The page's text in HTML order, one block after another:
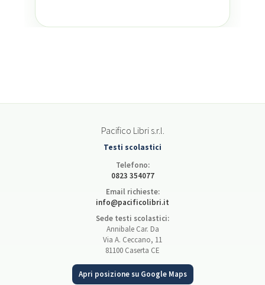
Pacifico Libri s.r.l.
Testi scolastici
Telefono:
0823 354077
Email richieste:
info@pacificolibri.it
Sede testi scolastici:
Annibale Car. Da
Via A. Ceccano, 11
81100 Caserta CE
Apri posizione su Google Maps